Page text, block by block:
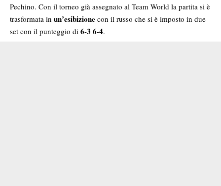
Pechino. Con il torneo già assegnato al Team World la partita si è
trasformata in un’esibizione con il russo che si è imposto in due
set con il punteggio di 6-3 6-4.